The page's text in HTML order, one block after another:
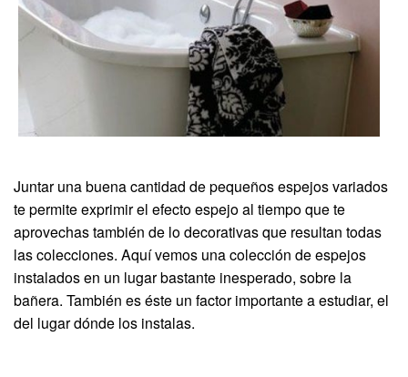
Juntar una buena cantidad de pequeños espejos variados
te permite exprimir el efecto espejo al tiempo que te
aprovechas también de lo decorativas que resultan todas
las colecciones. Aquí vemos una colección de espejos
instalados en un lugar bastante inesperado, sobre la
bañera. También es éste un factor importante a estudiar, el
del lugar dónde los instalas.